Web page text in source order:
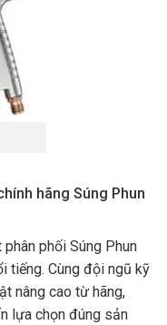
hãng Súng Phun
phối Súng Phun
tiếng. Cùng đội ngũ kỹ
nâng cao từ hãng,
lựa chọn đúng sản